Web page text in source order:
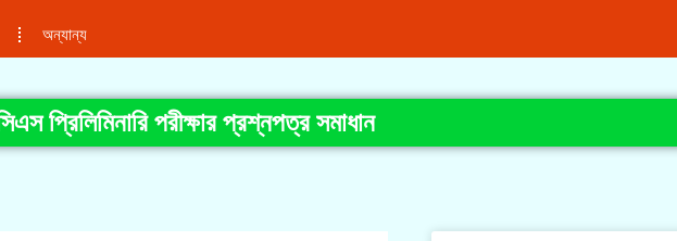
অন্যান্য
প্রিলিমিনারি পরীক্ষার প্রশ্নপত্র সমাধান